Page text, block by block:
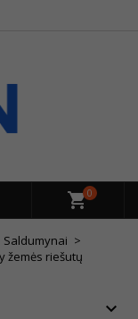
0
Saldumynai
žemės riešutų